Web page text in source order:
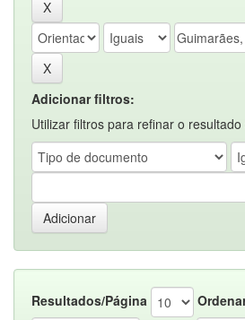
Adicionar filtros:
Utilizar filtros para refinar o
Resultados/Página